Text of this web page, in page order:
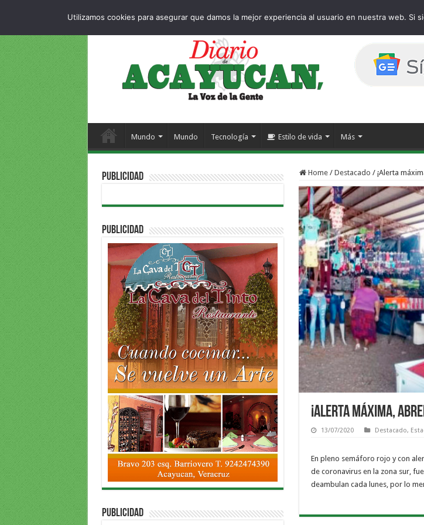
Mundo Mundo Tecnología Estilo de vida Más
Home / Destacado / ¡Alerta
¡Alerta máxima,
13/07/2020 Destacado,
En pleno semáforo rojo y con
de coronavirus en la zona sur,
deambulan cada lunes, por lo
PUBLICIDAD
PUBLICIDAD
PUBLICIDAD
Utilizamos cookies para asegurar que damos la mejor experiencia al usuario en nuestra web.